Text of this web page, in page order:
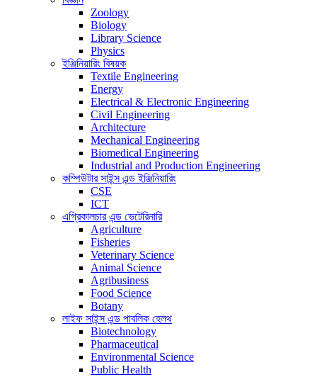
Zoology
Biology
Library Science
Physics
ইঞ্জিনিয়ারিং বিষয়ক
Textile Engineering
Energy
Electrical & Electronic Engineering
Civil Engineering
Architecture
Mechanical Engineering
Biomedical Engineering
Industrial and Production Engineering
কম্পিউটার সাইন্স এন্ড ইঞ্জিনিয়ারিং
CSE
ICT
এগ্রিকালচার এন্ড ভেটেরিনারি
Agriculture
Fisheries
Veterinary Science
Animal Science
Agribusiness
Food Science
Botany
লাইফ সাইন্স এন্ড পাবলিক হেলথ
Biotechnology
Pharmaceutical
Environmental Science
Public Health